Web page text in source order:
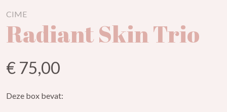
CIME
Radiant Skin Trio
€ 75,00
Deze box bevat: